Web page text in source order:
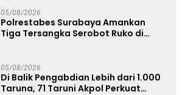
05/08/2026
Polrestabes Surabaya Amankan
Tiga Tersangka Serobot Ruko di
05/08/2026
Di Balik Pengabdian Lebih dari 1.000
Taruna, 71 Taruni Akpol Perkuat